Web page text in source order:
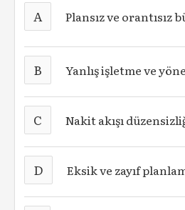
A Plansız ve orantısız
B Yanlış işletme ve
C Nakit akışı
D Eksik ve zayıf